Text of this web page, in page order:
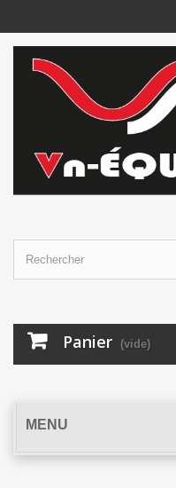
Panier (vide)
MENU